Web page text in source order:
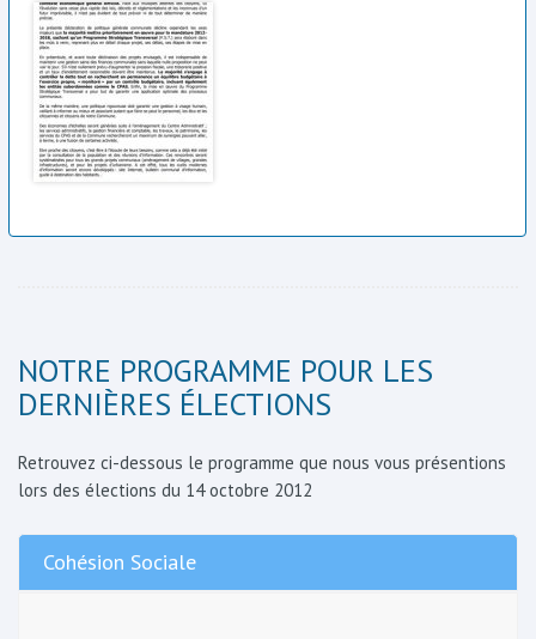
NOTRE PROGRAMME POUR LES
DERNIÈRES ÉLECTIONS
Retrouvez ci-dessous le programme que nous vous présentions
lors des élections du 14 octobre 2012
Cohésion Sociale